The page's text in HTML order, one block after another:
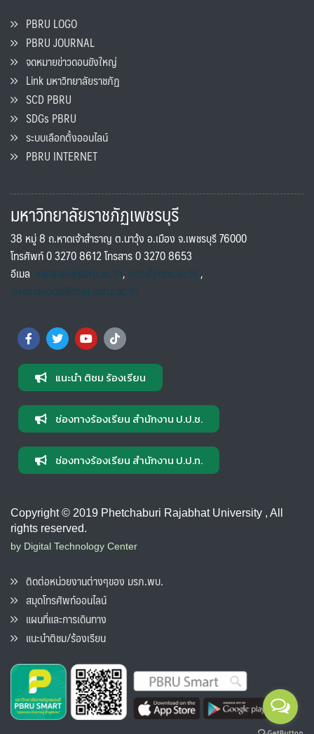
PBRU LOGO
PBRU JOURNAL
จดหมายข่าวดอนขังใหญ่
Link มหาวิทยาลัยราชภัฏ
SCD PBRU
SDGs PBRU
ระบบเลือกตั้งออนไลน์
PBRU INTERNET
มหาวิทยาลัยราชภัฏเพชรบุรี
38 หมู่ 8 ถ.หาดเจ้าสำราญ ต.นาวุ้ง อ.เมือง จ.เพชรบุรี 76000
โทรศัพท์ 0 3270 8612 โทรสาร 0 3270 8653
อีเมล saraban@pbru.ac.th, info@pbru.ac.th,
international@mail.pbru.ac.th
แนะนำ ติชม ร้องเรียน
ช่องทางร้องเรียน สำนักงาน ป.ป.ช.
ช่องทางร้องเรียน สำนักงาน ป.ป.ท.
Copyright © 2019 Phetchaburi Rajabhat University , All
rights reserved.
by Digital Technology Center
ติดต่อหน่วยงานต่างๆของ มรภ.พบ.
สมุดโทรศัพท์ออนไลน์
แผนที่และการเดินทาง
แนะนำติชม/ร้องเรียน